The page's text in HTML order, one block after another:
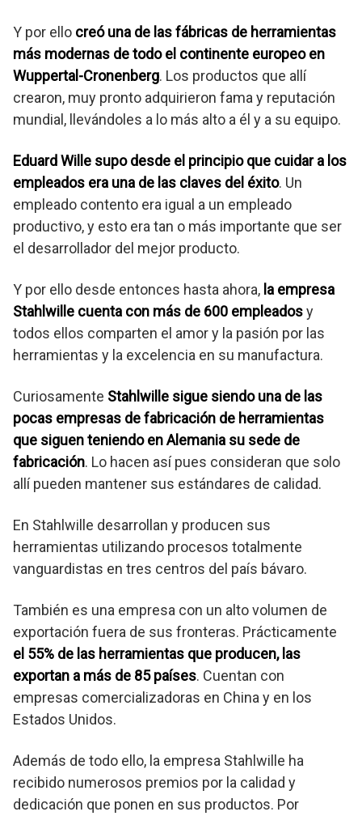
Y por ello creó una de las fábricas de herramientas
más modernas de todo el continente europeo en
Wuppertal-Cronenberg. Los productos que allí
crearon, muy pronto adquirieron fama y reputación
mundial, llevándoles a lo más alto a él y a su equipo.
Eduard Wille supo desde el principio que cuidar a los
empleados era una de las claves del éxito. Un
empleado contento era igual a un empleado
productivo, y esto era tan o más importante que ser
el desarrollador del mejor producto.
Y por ello desde entonces hasta ahora, la empresa
Stahlwille cuenta con más de 600 empleadosy
todos ellos comparten el amor y la pasión por las
herramientas y la excelencia en su manufactura.
Curiosamente Stahlwille sigue siendo una de las
pocas empresas de fabricación de herramientas
que siguen teniendo en Alemania su sede de
fabricación. Lo hacen así pues consideran que solo
allí pueden mantener sus estándares de calidad.
En Stahlwille desarrollan y producen sus
herramientas utilizando procesos totalmente
vanguardistas en tres centros del país bávaro.
También es una empresa con un alto volumen de
exportación fuera de sus fronteras. Prácticamente
el 55% de las herramientas que producen, las
exportan a más de 85 países. Cuentan con
empresas comercializadoras en China y en los
Estados Unidos.
Además de todo ello, la empresa Stahlwille ha
recibido numerosos premios por la calidad y
dedicación que ponen en sus productos. Por